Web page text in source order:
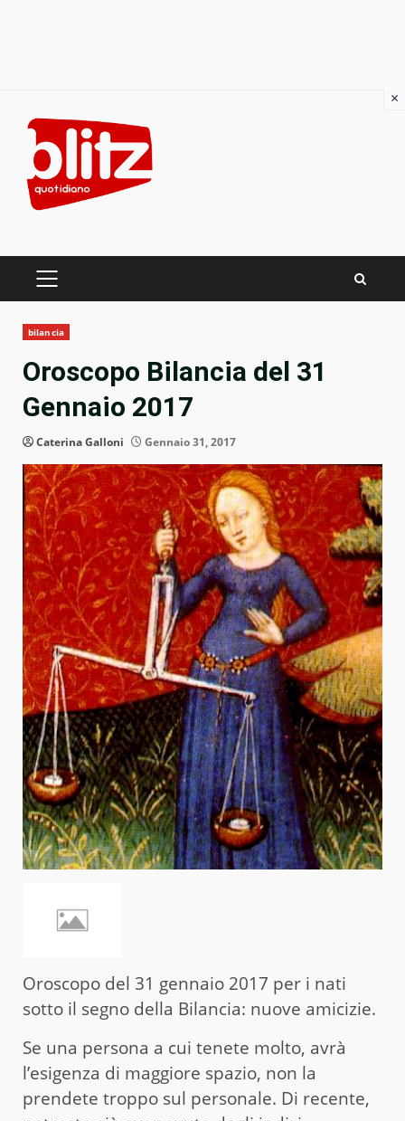
content
PRIMARY
bilancia
Oroscopo Bilancia del 31
Gennaio 2017
Caterina Galloni Gennaio 31, 2017
Oroscopo del 31 gennaio 2017 per i nati
sotto il segno della Bilancia: nuove amicizie.
Se una persona a cui tenete molto, avrà
l’esigenza di maggiore spazio, non la
prendete troppo sul personale. Di recente,
×